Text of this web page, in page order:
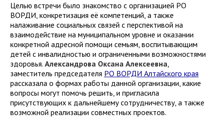
Целью встречи было знакомство с организацией РО
ВОРДИ, конкретизация её компетенций, а также
налаживание социальных связей с перспективой на
взаимодействие на муниципальном уровне и оказании
конкретной адресной помощи семьям, воспитывающим
детей с инвалидностью и ограниченными возможностями
здоровья. Александрова Оксана Алексеевна,
заместитель председателя РО ВОРДИ Алтайского края
рассказала о формах работы данной организации, какие
вопросы могут помочь решить, и пригласила
присутствующих к дальнейшему сотрудничеству, а также
возможной реализации совместных проектов.